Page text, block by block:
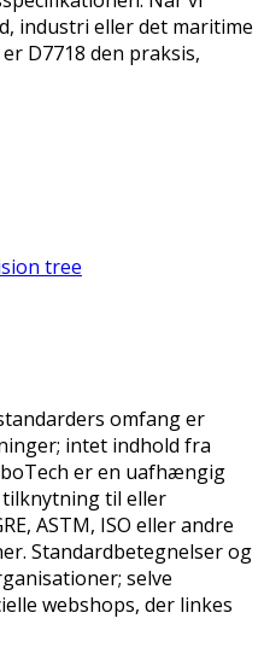
industri eller det maritime
D7718 den praksis,
tree
omfang er
intet indhold fra
er en uafhængig
til eller
ASTM, ISO eller andre
Standardbetegnelser og
selve
webshops, der linkes